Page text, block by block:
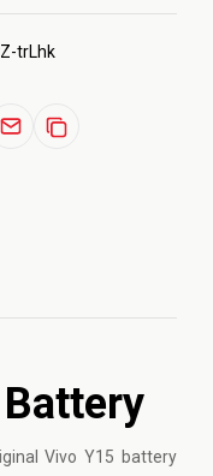
trLhk
Vivo Y15 battery